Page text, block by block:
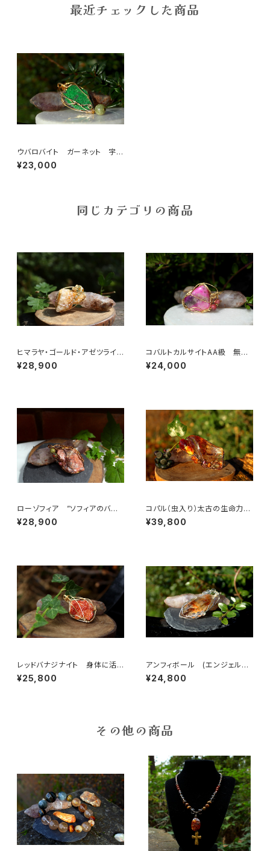
最近チェックした商品
ウバロバイト ガーネット 宇宙
の愛と豊かさ 孤高を守る神聖
な石
¥23,000
同じカテゴリの商品
ヒマラヤ・ゴールド・アゼツライ
ト 魂の目覚め、「ゴールデン・ラ
イトの降下」
¥28,900
コバルトカルサイトAA級 無条
件の愛と許しの石 美しくなり
たい女性の為に
¥24,000
ローゾフィア ”ソフィアのバラ”
世界の調和、愛、美の意識、真実
¥28,900
コパル（虫入り）太古の生命力
集中力 粘り強さ 邪気を払う
¥39,800
レッドバナジナイト 身体に活
力を与える 人生の荒波に打ち
勝つ
¥25,800
アンフィボール (エンジェルフ
ァントムクォーツ）ピュアな心、喜
びと光、天使のバイブレーション
¥24,800
その他の商品